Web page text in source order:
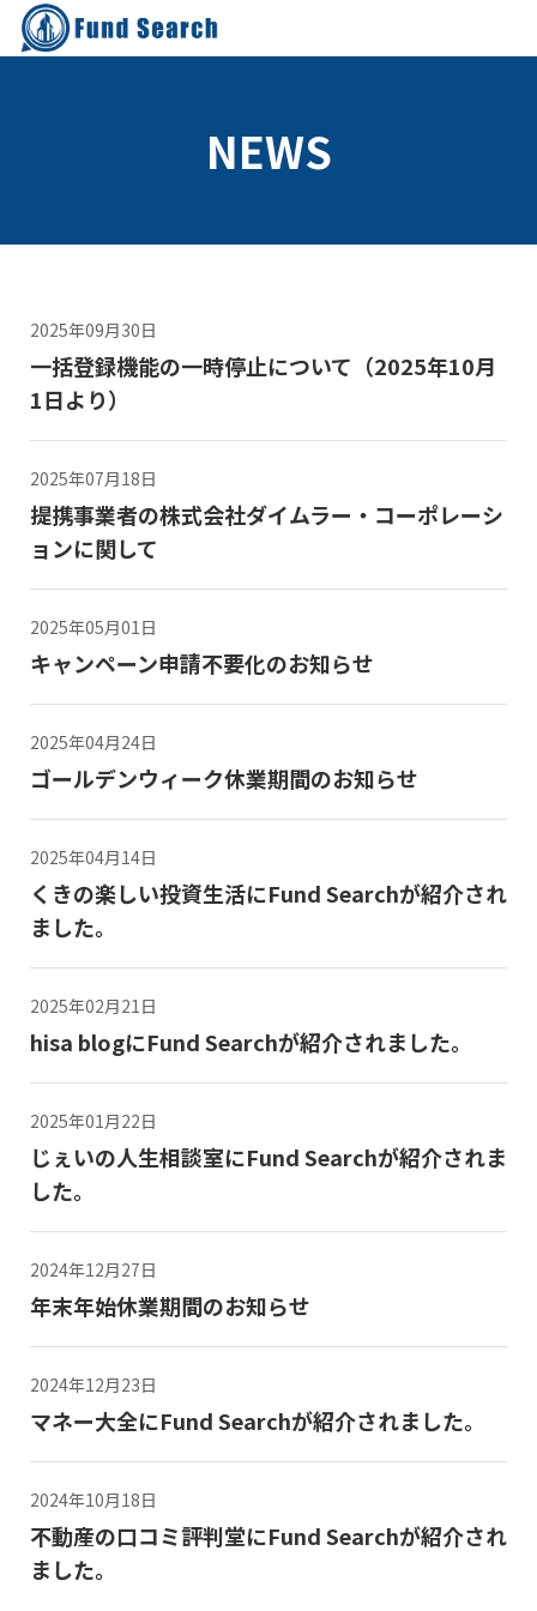
NEWS
2025年09月30日
一括登録機能の一時停止について（2025年10月
1日より）
2025年07月18日
提携事業者の株式会社ダイムラー・コーポレーシ
ョンに関して
2025年05月01日
キャンペーン申請不要化のお知らせ
2025年04月24日
ゴールデンウィーク休業期間のお知らせ
2025年04月14日
くきの楽しい投資生活にFund Searchが紹介され
ました。
2025年02月21日
hisa blogにFund Searchが紹介されました。
2025年01月22日
じぇいの人生相談室にFund Searchが紹介されま
した。
2024年12月27日
年末年始休業期間のお知らせ
2024年12月23日
マネー大全にFund Searchが紹介されました。
2024年10月18日
不動産の口コミ評判堂にFund Searchが紹介され
ました。